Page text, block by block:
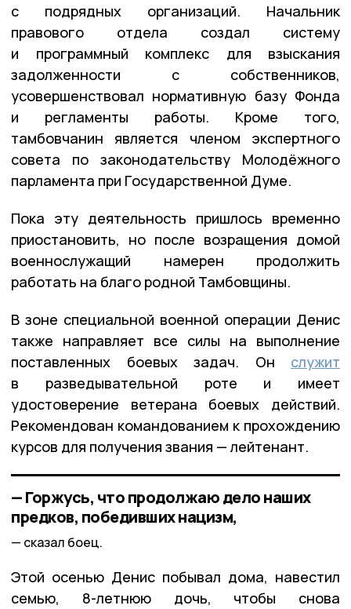
с подрядных организаций. Начальник
правового отдела создал систему
и программный комплекс для взыскания
задолженности с собственников,
усовершенствовал нормативную базу Фонда
и регламенты работы. Кроме того,
тамбовчанин является членом экспертного
совета по законодательству Молодёжного
парламента при Государственной Думе.
Пока эту деятельность пришлось временно
приостановить, но после возращения домой
военнослужащий намерен продолжить
работать на благо родной Тамбовщины.
В зоне специальной военной операции Денис
также направляет все силы на выполнение
поставленных боевых задач. Он служит
в разведывательной роте и имеет
удостоверение ветерана боевых действий.
Рекомендован командованием к прохождению
курсов для получения звания — лейтенант.
— Горжусь, что продолжаю дело наших
предков, победивших нацизм,
сказал боец.
Этой осенью Денис побывал дома, навестил
семью, 8-летнюю дочь, чтобы снова